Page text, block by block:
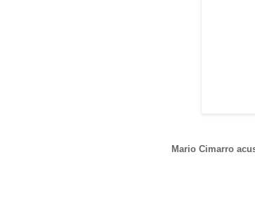
Mario Cimarro